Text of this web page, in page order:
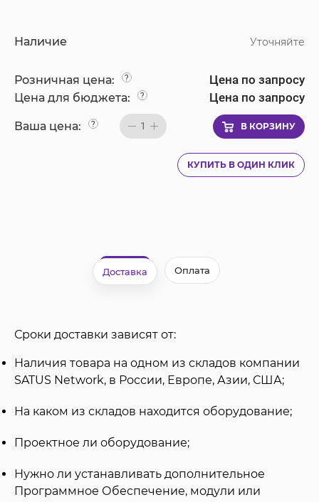
Наличие Уточняйте
Розничная цена: ? Цена по запросу
Цена для бюджета: ? Цена по запросу
Ваша цена: ? 1 В КОРЗИНУ
КУПИТЬ В ОДИН КЛИК
Доставка Оплата
Сроки доставки зависят от:
Наличия товара на одном из складов компании
SATUS Network, в России, Европе, Азии, США;
На каком из складов находится оборудование;
Проектное ли оборудование;
Нужно ли устанавливать дополнительное
Программное Обеспечение, модули или